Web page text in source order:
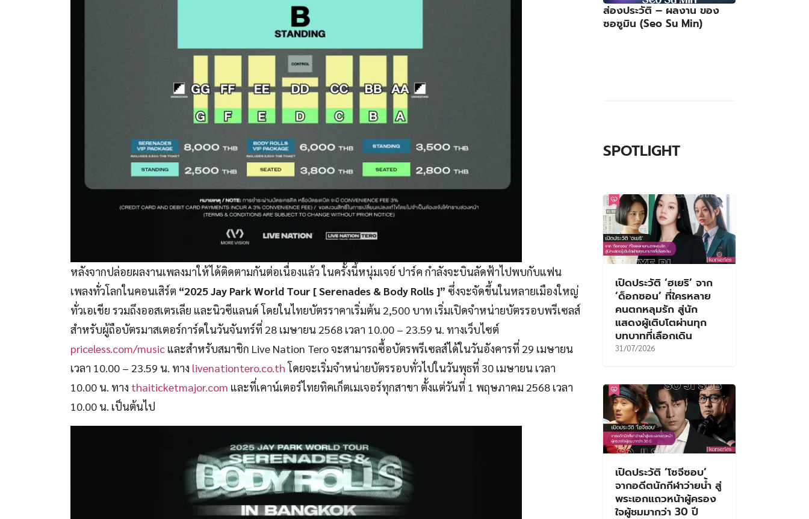
หลังจากปล่อยผลงานเพลงมาให้ได้ติดตามกันต่อเนื่องแล้ว ในครั้งนี้หนุ่มเจย์ ปาร์ค กำลังจะบินลัดฟ้าไปพบกับแฟน
เพลงทั่วโลกในคอนเสิร์ต “2025 Jay Park World Tour [ Serenades & Body Rolls ]” ซึ่งจะจัดขึ้นในหลายเมืองใหญ่
ทั่วเอเชีย รวมถึงออสเตรเลีย และนิวซีแลนด์ โดยในไทยบัตรราคาเริ่มต้น 2,500 บาท เริ่มเปิดจำหน่ายบัตรรอบพรีเซลส์
สำหรับผู้ถือบัตรมาสเตอร์การ์ดในวันจันทร์ที่ 28 เมษายน 2568 เวลา 10.00 – 23.59 น. ทางเว็บไซต์
priceless.com/music และสำหรับสมาชิก Live Nation Tero จะสามารถซื้อบัตรพรีเซลส์ได้ในวันอังคารที่ 29 เมษายน
เวลา 10.00 – 23.59 น. ทาง livenationtero.co.thโดยจะเริ่มจำหน่ายบัตรรอบทั่วไปในวันพุธที่ 30 เมษายน เวลา
10.00 น. ทาง thaiticketmajor.com และที่เคาน์เตอร์ไทยทิคเก็ตเมเจอร์ทุกสาขา ตั้งแต่วันที่ 1 พฤษภาคม 2568 เวลา
10.00 น. เป็นต้นไป
ส่องประวัติ – ผลงาน ของ
ซอซูมิน (Seo Su Min)
SPOTLIGHT
เปิดประวัติ ‘ฮเยริ’ จาก
‘ด็อกซอน’ ที่ใครหลาย
คนตกหลุมรัก สู่นัก
แสดงผู้เติบโตผ่านทุก
บทบาทที่เลือกเดิน
31/07/2026
เปิดประวัติ ‘โซจีซอบ’
จากอดีตนักกีฬาว่ายน้ำ สู่
พระเอกแถวหน้าผู้ครอง
ใจผู้ชมมากว่า 30 ปี